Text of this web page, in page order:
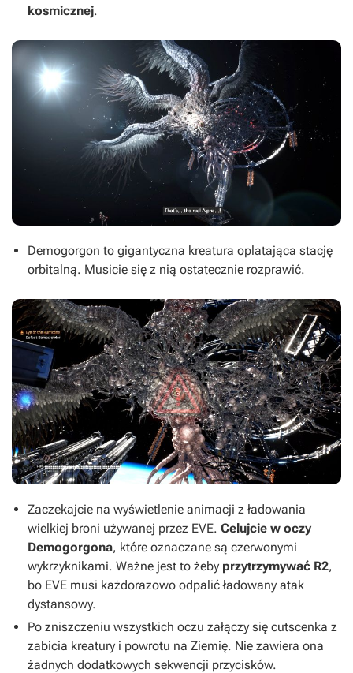
kosmicznej.
Demogorgon to gigantyczna kreatura oplatająca stację
orbitalną. Musicie się z nią ostatecznie rozprawić.
Zaczekajcie na wyświetlenie animacji z ładowania
wielkiej broni używanej przez EVE. Celujcie w oczy
Demogorgona, które oznaczane są czerwonymi
wykrzyknikami. Ważne jest to żeby przytrzymywać R2,
bo EVE musi każdorazowo odpalić ładowany atak
dystansowy.
Po zniszczeniu wszystkich oczu załączy się cutscenka z
zabicia kreatury i powrotu na Ziemię. Nie zawiera ona
żadnych dodatkowych sekwencji przycisków.